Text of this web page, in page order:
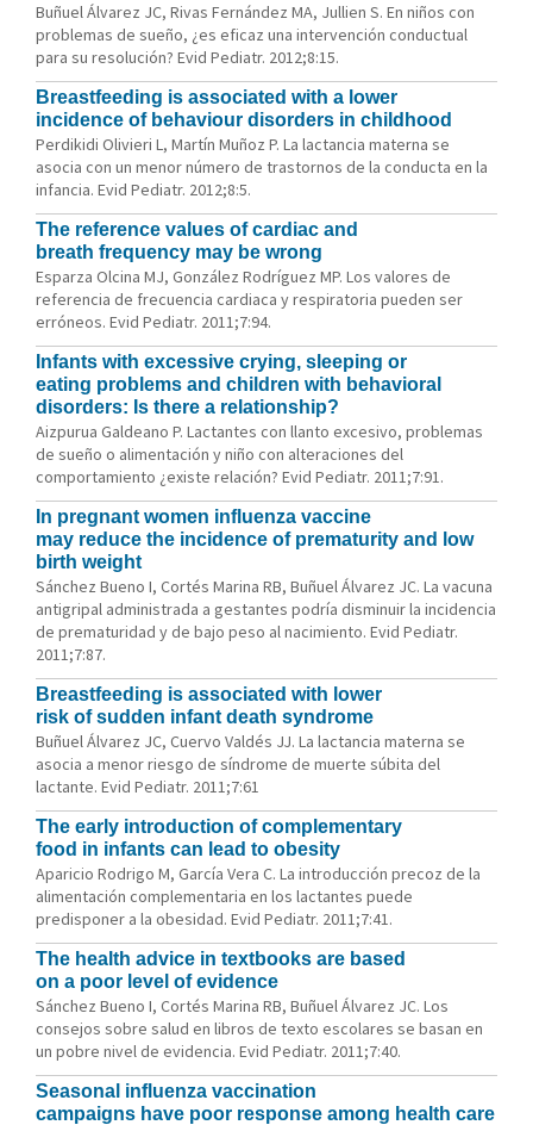
Buñuel Álvarez JC, Rivas Fernández MA, Jullien S. En niños con
problemas de sueño, ¿es eficaz una intervención conductual
para su resolución? Evid Pediatr. 2012;8:15.
Breastfeeding is associated with a lower
incidence of behaviour disorders in childhood
Perdikidi Olivieri L, Martín Muñoz P. La lactancia materna se
asocia con un menor número de trastornos de la conducta en la
infancia. Evid Pediatr. 2012;8:5.
The reference values of cardiac and
breath frequency may be wrong
Esparza Olcina MJ, González Rodríguez MP. Los valores de
referencia de frecuencia cardiaca y respiratoria pueden ser
erróneos. Evid Pediatr. 2011;7:94.
Infants with excessive crying, sleeping or
eating problems and children with behavioral
disorders: Is there a relationship?
Aizpurua Galdeano P. Lactantes con llanto excesivo, problemas
de sueño o alimentación y niño con alteraciones del
comportamiento ¿existe relación? Evid Pediatr. 2011;7:91.
In pregnant women influenza vaccine
may reduce the incidence of prematurity and low
birth weight
Sánchez Bueno I, Cortés Marina RB, Buñuel Álvarez JC. La vacuna
antigripal administrada a gestantes podría disminuir la incidencia
de prematuridad y de bajo peso al nacimiento. Evid Pediatr.
2011;7:87.
Breastfeeding is associated with lower
risk of sudden infant death syndrome
Buñuel Álvarez JC, Cuervo Valdés JJ. La lactancia materna se
asocia a menor riesgo de síndrome de muerte súbita del
lactante. Evid Pediatr. 2011;7:61
The early introduction of complementary
food in infants can lead to obesity
Aparicio Rodrigo M, García Vera C. La introducción precoz de la
alimentación complementaria en los lactantes puede
predisponer a la obesidad. Evid Pediatr. 2011;7:41.
The health advice in textbooks are based
on a poor level of evidence
Sánchez Bueno I, Cortés Marina RB, Buñuel Álvarez JC. Los
consejos sobre salud en libros de texto escolares se basan en
un pobre nivel de evidencia. Evid Pediatr. 2011;7:40.
Seasonal influenza vaccination
campaigns have poor response among health care